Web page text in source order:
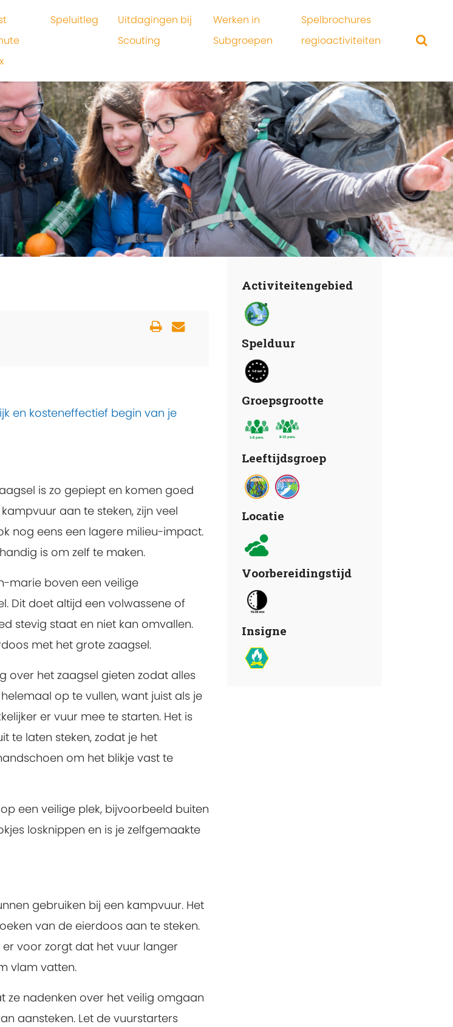
Speluitleg
Uitdagingen bij
Scouting
Werken in
Subgroepen
Spelbrochures
regioactiviteiten
en kosteneffectief begin van je
is zo gepiept en komen goed
aan te steken, zijn veel
nog eens een lagere milieu-impact.
is om zelf te maken.
marie boven een veilige
Dit doet altijd een volwassene of
stevig staat en niet kan omvallen.
met het grote zaagsel.
over het zaagsel gieten zodat alles
op te vullen, want juist als je
er vuur mee te starten. Het is
te laten steken, zodat je het
om het blikje vast te
een veilige plek, bijvoorbeeld buiten
losknippen en is je zelfgemaakte
gebruiken bij een kampvuur. Het
van de eierdoos aan te steken.
voor zorgt dat het vuur langer
vlam vatten.
ze nadenken over het veilig omgaan
aansteken. Let de vuurstarters
Activiteitengebied
Spelduur
Groepsgrootte
Leeftijdsgroep
Locatie
Voorbereidingstijd
Insigne